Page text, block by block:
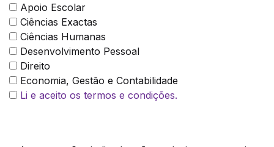
Apoio Escolar
Ciências Exactas
Ciências Humanas
Desenvolvimento Pessoal
Direito
Economia, Gestão e Contabilidade
Li e aceito os termos e condições.